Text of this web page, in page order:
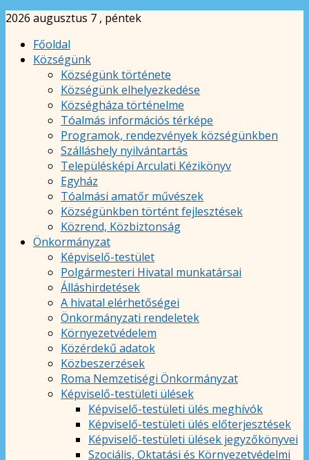
2026 augusztus 7 , péntek
Főoldal
Községünk
Községünk története
Községünk elhelyezkedése
Községháza történelme
Tóalmás információs térképe
Programok, rendezvények községünkben
Szálláshely nyilvántartás
Településképi Arculati Kézikönyv
Egyház
Tóalmási amatőr művészek
Községünkben történt fejlesztések
Közrend, Közbiztonság
Önkormányzat
Képviselő-testület
Polgármesteri Hivatal munkatársai
Álláshirdetések
A hivatal elérhetőségei
Önkormányzati rendeletek
Környezetvédelem
Közérdekű adatok
Közbeszerzések
Roma Nemzetiségi Önkormányzat
Képviselő-testületi ülések
Képviselő-testületi ülés meghívók
Képviselő-testületi ülés előterjesztések
Képviselő-testületi ülések jegyzőkönyvei
Szociális, Oktatási és Környezetvédelmi